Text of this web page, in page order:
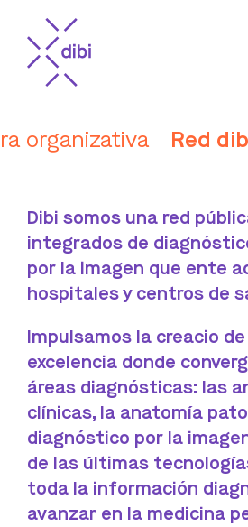
organizativa Red
Dibi somos una red
integrados de
por la imagen que ente
hospitales y centros de
Impulsamos la creacio
excelencia donde
áreas diagnósticas: las
clínicas, la anatomía
diagnóstico por la
de las últimas
toda la información
avanzar en la medicina